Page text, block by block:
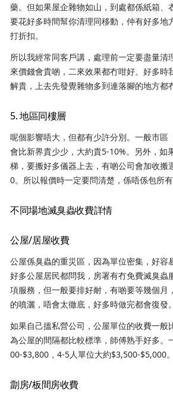
藥。但如果屋企雜物如山，到處都係紙箱、
要花好多時間幫你清理同移動，仲有好多地
打折扣。
所以我經常同客戶講，處理前一定要盡量清
來價錢會貴啲，二來效果都冇咁好。好多時
解貴，上去先發覺雜物多到連落腳的地方都
5. 地區同樓層
呢個影響唔大，但都有少許分別。一般市區
會比新界貴少少，大約貴5-10%。另外，如
梯，要搬好多儀器上去，有啲公司會加收搬
0。所以報價時一定要問清楚，係唔係包所有
不同場地滅臭蟲收費詳情
公屋/居屋收費
公屋係臭蟲的重災區，因為單位密集，好容
好多公屋居民都問我，房署有冇免費滅臭蟲
項服務，但一般要排好耐，有啲要等幾個月
的噴灑，唔會太徹底，好多時做完都會復發。
如果自己搵私營公司，公屋單位的收費一般
為公屋的間隔都比較標準，師傅熟手好多。
00-$3,800，4-5人單位大約$3,500-$5,000。
劏房/板間房收費